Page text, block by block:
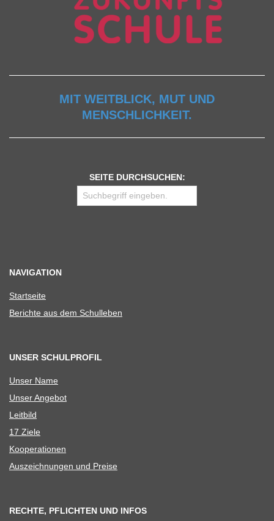
MIT WEITBLICK, MUT UND
MENSCHLICHKEIT.
SEITE DURCHSUCHEN:
NAVIGATION
Start­seite
Berichte aus dem Schulleben
UNSER SCHULPROFIL
Unser Name
Unser Ange­bot
Leit­bild
17 Ziele
Koope­ra­tio­nen
Aus­zeich­nun­gen und Preise
RECHTE, PFLICHTEN UND INFOS